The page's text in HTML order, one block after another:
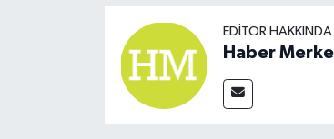
EDITÖR HAKKINDA
Haber